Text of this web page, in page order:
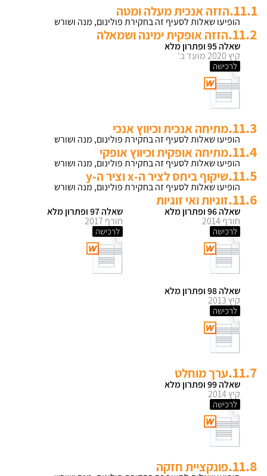
11.1. הזזה אנכית מעלה ומטה
הופיעו שאלות לסעיף זה בחקירת פולינום, מנה ושורש
11.2. הזזה אופקית ימינה ושמאלה
שאלה 95 ופתרון מלא
קיץ 2020 מועד ב'
לרכישה
11.3. מתיחה אנכית וכיווץ אנכי
הופיעו שאלות לסעיף זה בחקירת פולינום, מנה ושורש
11.4. מתיחה אופקית וכיווץ אופקי
הופיעו שאלות לסעיף זה בחקירת פולינום, מנה ושורש
11.5. שיקוף ביחס לציר ה-x וציר ה-y
הופיעו שאלות לסעיף זה בחקירת פולינום, מנה ושורש
11.6. זוגיות ואי זוגיות
שאלה 96 ופתרון מלא
חורף 2014
לרכישה
שאלה 97 ופתרון מלא
חורף 2017
לרכישה
שאלה 98 ופתרון מלא
קיץ 2013
לרכישה
11.7. ערך מוחלט
שאלה 99 ופתרון מלא
קיץ 2014
לרכישה
11.8. פונקציית חזקה